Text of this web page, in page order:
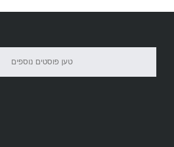
טען פוסטים נוספים